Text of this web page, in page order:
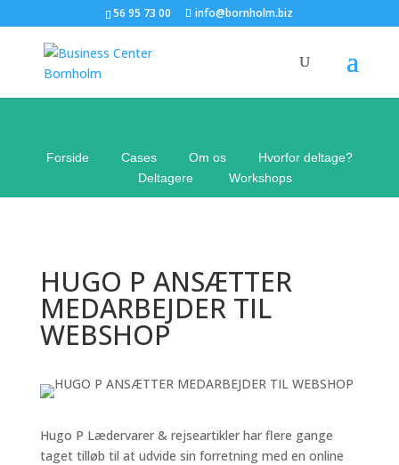
56 95 73 00 info@bornholm.biz
Forside—— Cases—— Om os—— Hvorfor deltage?
Deltagere ——Workshops
HUGO P ANSÆTTER
MEDARBEJDER TIL
WEBSHOP
Hugo P Lædervarer & rejseartikler har flere gange
taget tilløb til at udvide sin forretning med en online